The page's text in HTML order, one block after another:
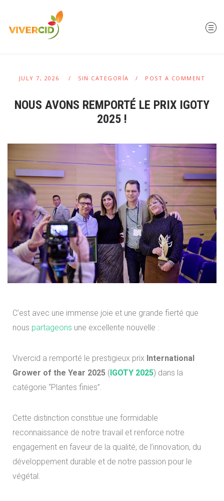
JULY 7, 2026 SIN CATEGORÍA POST A COMMENT
NOUS AVONS REMPORTÉ LE PRIX IGOTY
2025 !
C’est avec une immense joie et une grande fierté que
nous partageons une excellente nouvelle :
Vivercid a remporté le prestigieux prix International
Grower of the Year 2025 (IGOTY 2025) dans la
catégorie “Plantes finies”.
Cette distinction constitue une formidable
reconnaissance de notre travail et renforce notre
engagement en faveur de la qualité, de l’innovation, du
développement durable et de notre passion pour le
végétal.